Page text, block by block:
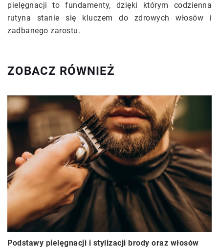
pielęgnacji to fundamenty, dzięki którym codzienna
rutyna stanie się kluczem do zdrowych włosów i
zadbanego zarostu.
ZOBACZ RÓWNIEŻ
Podstawy pielęgnacji i stylizacji brody oraz włosów